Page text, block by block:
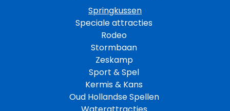
Springkussen
Speciale attracties
Rodeo
Stormbaan
Zeskamp
Sport & Spel
Kermis & Kans
Oud Hollandse Spellen